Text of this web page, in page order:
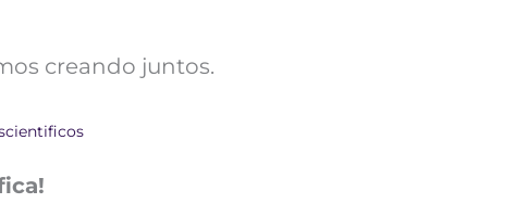
creando juntos.